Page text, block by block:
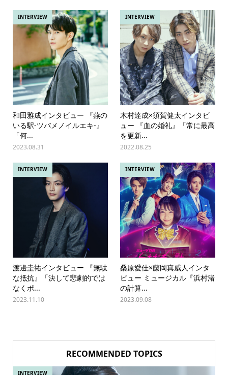
INTERVIEW
和田雅成インタビュー 『燕の
いる駅-ツバメノイルエキ-』
「何...
2023.08.31
INTERVIEW
木村達成×須賀健太インタビ
ュー 『血の婚礼』「常に最高
を更新...
2022.08.25
INTERVIEW
渡邊圭祐インタビュー 『無駄
な抵抗』「決して悲劇的では
なくポ...
2023.11.10
INTERVIEW
桑原愛佳×藤岡真威人インタ
ビュー ミュージカル『浜村渚
の計算...
2023.09.08
RECOMMENDED TOPICS
INTERVIEW